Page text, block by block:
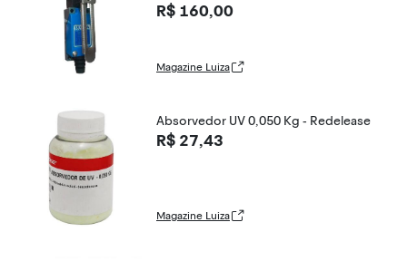
R$ 160,00
Magazine Luiza
Absorvedor UV 0,050 Kg - Redelease
R$ 27,43
Magazine Luiza